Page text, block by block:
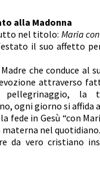
alla Madonna
nel titolo: Maria
il suo affetto
che conduce al
attraverso
la
ogni giorno si affida
fede in Gesù “con
nel quotidiano.
da vero cristiano